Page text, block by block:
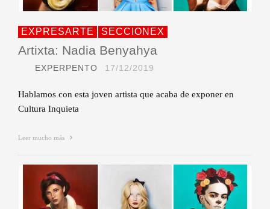
EXPRESARTE SECCIONEX
Artixta: Nadia Benyahya
EXPERPENTO 17/12/2019
Hablamos con esta joven artista que acaba de exponer en
Cultura Inquieta
Leer mucho más